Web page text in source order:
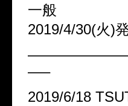
一般
2019/4/30(火)
—–
2019/6/18